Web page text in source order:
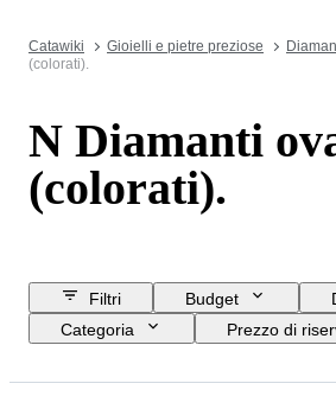
Catawiki Gioielli e pietre preziose
(colorati).
N Diamanti
(colorati).
Filtri Budget
Categoria
Prezzo di